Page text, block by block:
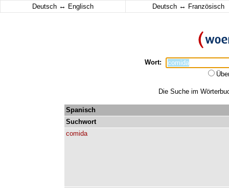
Deutsch ↔ Englisch Deutsch ↔ Französisch
Wort:
Die Suche im
Spanisch
Suchwort
comida